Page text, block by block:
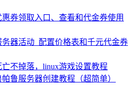
券领取入口、查看和代金券使用
务器活动_配置价格表和千元代金券
不掉落，linux游戏设置教程
鲁服务器创建教程（超简单）